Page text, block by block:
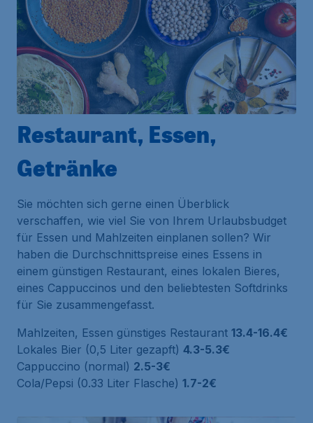
Restaurant, Essen,
Getränke
Sie möchten sich gerne einen Überblick
verschaffen, wie viel Sie von Ihrem Urlaubsbudget
für Essen und Mahlzeiten einplanen sollen? Wir
haben die Durchschnittspreise eines Essens in
einem günstigen Restaurant, eines lokalen Bieres,
eines Cappuccinos und den beliebtesten Softdrinks
für Sie zusammengefasst.
Mahlzeiten, Essen günstiges Restaurant 13.4-16.4€
Lokales Bier (0,5 Liter gezapft) 4.3-5.3€
Cappuccino (normal) 2.5-3€
Cola/Pepsi (0.33 Liter Flasche) 1.7-2€